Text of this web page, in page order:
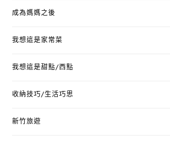
成為媽媽之後
我想這是家常菜
我想這是甜點/西點
收納技巧/生活巧思
新竹旅遊